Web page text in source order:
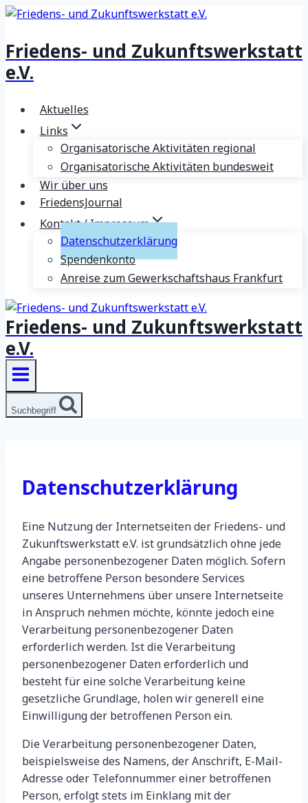
Zum
springen
Friedens- und Zukunftswerkstatt
e.V.
Aktuelles
Links
Organisatorische Aktivitäten regional
Organisatorische Aktivitäten bundesweit
Wir über uns
FriedensJournal
Kontakt / Impressum
Datenschutzerklärung
Spendenkonto
Anreise zum Gewerkschaftshaus Frankfurt
Friedens- und Zukunftswerkstatt
e.V.
Suchbegriff
Datenschutzerklärung
Eine Nutzung der Internetseiten der Friedens- und
Zukunftswerkstatt e.V. ist grundsätzlich ohne jede
Angabe personenbezogener Daten möglich. Sofern
eine betroffene Person besondere Services
unseres Unternehmens über unsere Internetseite
in Anspruch nehmen möchte, könnte jedoch eine
Verarbeitung personenbezogener Daten
erforderlich werden. Ist die Verarbeitung
personenbezogener Daten erforderlich und
besteht für eine solche Verarbeitung keine
gesetzliche Grundlage, holen wir generell eine
Einwilligung der betroffenen Person ein.
Die Verarbeitung personenbezogener Daten,
beispielsweise des Namens, der Anschrift, E-Mail-
Adresse oder Telefonnummer einer betroffenen
Person, erfolgt stets im Einklang mit der